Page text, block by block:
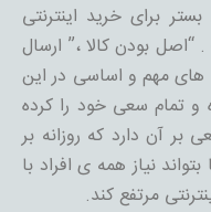
برای خرید اینترنتی
“اصل بودن کالا ،” ارسال
مهم و اساسی در این
و تمام سعی خود را کرده
بر آن دارد که روزانه بر
نیاز همه ی افراد با
مرتفع کند.